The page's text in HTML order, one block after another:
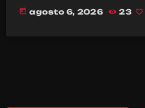
today agosto 6, 2026 23